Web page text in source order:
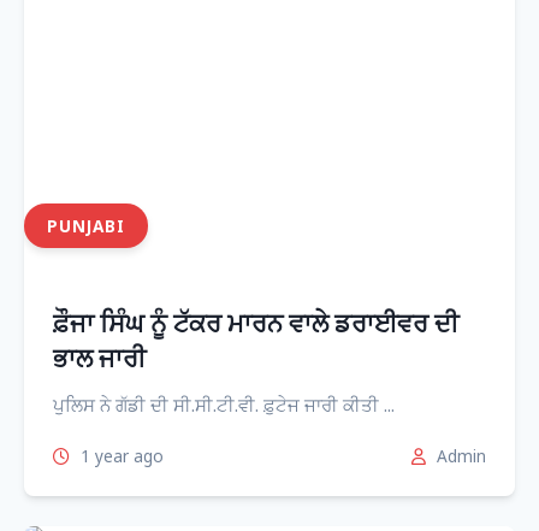
PUNJABI
ਫ਼ੌਜਾ ਸਿੰਘ ਨੂੰ ਟੱਕਰ ਮਾਰਨ ਵਾਲੇ ਡਰਾਈਵਰ ਦੀ
ਭਾਲ ਜਾਰੀ
ਪੁਲਿਸ ਨੇ ਗੱਡੀ ਦੀ ਸੀ.ਸੀ.ਟੀ.ਵੀ. ਫ਼ੁਟੇਜ ਜਾਰੀ ਕੀਤੀ ...
1 year ago Admin